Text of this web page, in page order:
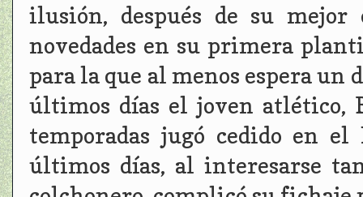
ilusión, después de su
novedades en su primera
para la que al menos espera un
últimos días el joven atlético,
temporadas jugó cedido en
últimos días, al interesarse